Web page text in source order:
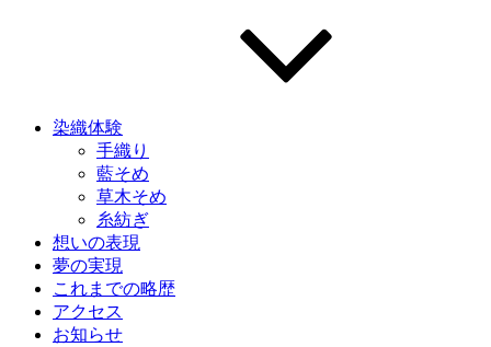
染織体験
手織り
藍そめ
草木そめ
糸紡ぎ
想いの表現
夢の実現
これまでの略歴
アクセス
お知らせ